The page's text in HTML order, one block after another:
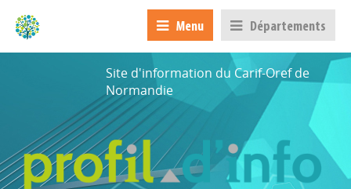
Menu Départements
Site d'information du Carif-Oref de
Normandie